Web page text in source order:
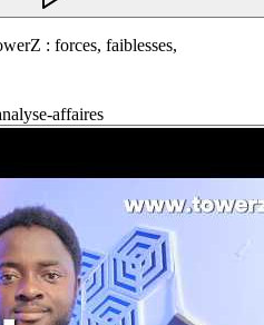
: forces, faiblesses,
affaires